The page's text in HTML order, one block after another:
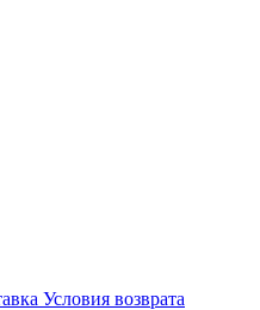
Условия возврата